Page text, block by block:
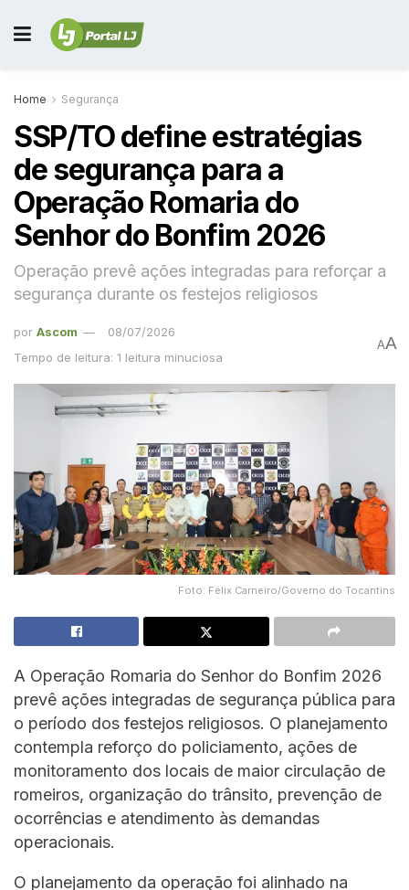
Home Segurança
SSP/TO define estratégias
de segurança para a
Operação Romaria do
Senhor do Bonfim 2026
Operação prevê ações integradas para reforçar a
segurança durante os festejos religiosos
por Ascom
08/07/2026
Tempo de leitura: 1 leitura minuciosa
AA
Foto: Félix Carneiro/Governo do Tocantins
A Operação Romaria do Senhor do Bonfim 2026
prevê ações integradas de segurança pública para
o período dos festejos religiosos. O planejamento
contempla reforço do policiamento, ações de
monitoramento dos locais de maior circulação de
romeiros, organização do trânsito, prevenção de
ocorrências e atendimento às demandas
operacionais.
O planejamento da operação foi alinhado na